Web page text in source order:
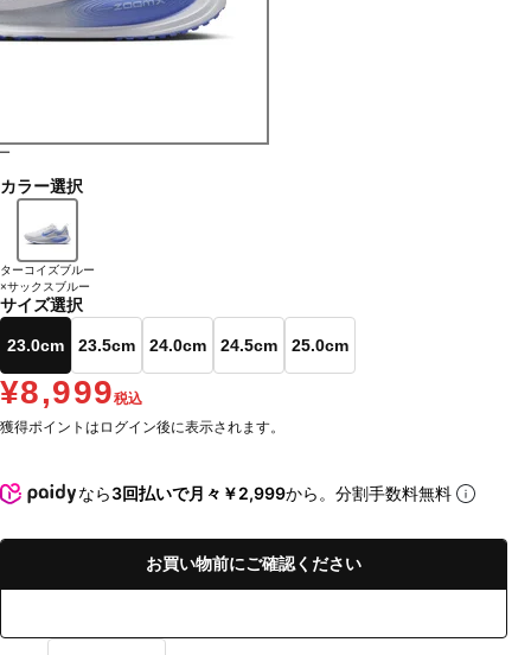
カラー選択
ターコイズブルー
×サックスブルー
サイズ選択
23.0cm 23.5cm 24.0cm 24.5cm 25.0cm
¥8,999税込
獲得ポイントはログイン後に表示されます。
なら3回払いで月々￥2,999から。分割手数料無料
お買い物前にご確認ください